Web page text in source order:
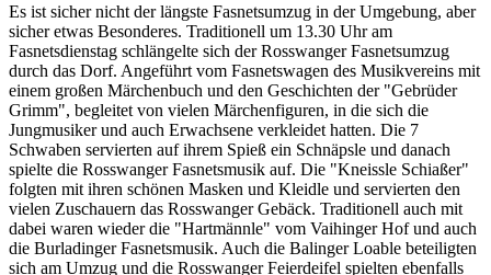
Es ist sicher nicht der längste Fasnetsumzug in der Umgebung, aber
sicher etwas Besonderes. Traditionell um 13.30 Uhr am
Fasnetsdienstag schlängelte sich der Rosswanger Fasnetsumzug
durch das Dorf. Angeführt vom Fasnetswagen des Musikvereins mit
einem großen Märchenbuch und den Geschichten der "Gebrüder
Grimm", begleitet von vielen Märchenfiguren, in die sich die
Jungmusiker und auch Erwachsene verkleidet hatten. Die 7
Schwaben servierten auf ihrem Spieß ein Schnäpsle und danach
spielte die Rosswanger Fasnetsmusik auf. Die "Kneissle Schiaßer"
folgten mit ihren schönen Masken und Kleidle und servierten den
vielen Zuschauern das Rosswanger Gebäck. Traditionell auch mit
dabei waren wieder die "Hartmännle" vom Vaihinger Hof und auch
die Burladinger Fasnetsmusik. Auch die Balinger Loable beteiligten
sich am Umzug und die Rosswanger Feierdeifel spielten ebenfalls